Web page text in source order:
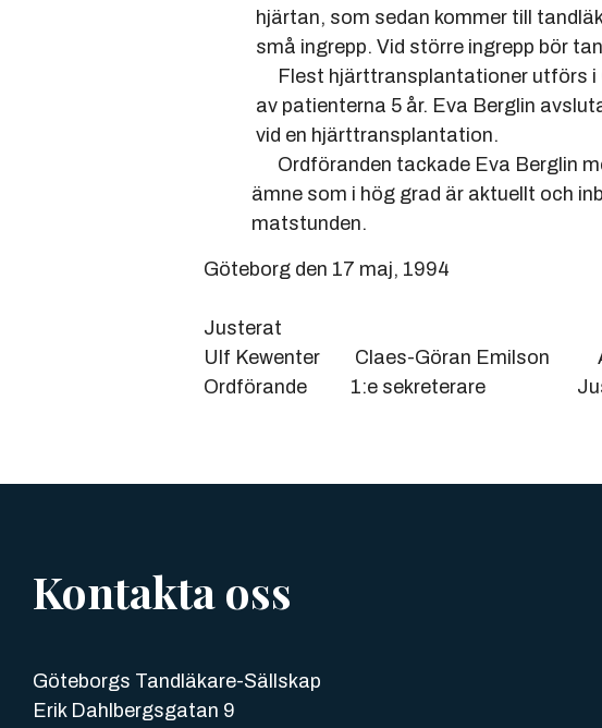
hjärtan, som sedan kommer till
små ingrepp. Vid större ingrepp bör
Flest hjärttransplantationer utförs i
av patienterna 5 år. Eva Berglin
vid en
Ordföranden tackade Eva Berglin med
ämne som i hög grad är aktuellt och
matstunden.
Göteborg den 17 maj, 1994
Justerat
Ulf Kewenter Claes-Göran
Ordförande 1:e sekreterare
Kontakta oss
Göteborgs Tandläkare-Sällskap
Erik Dahlbergsgatan 9